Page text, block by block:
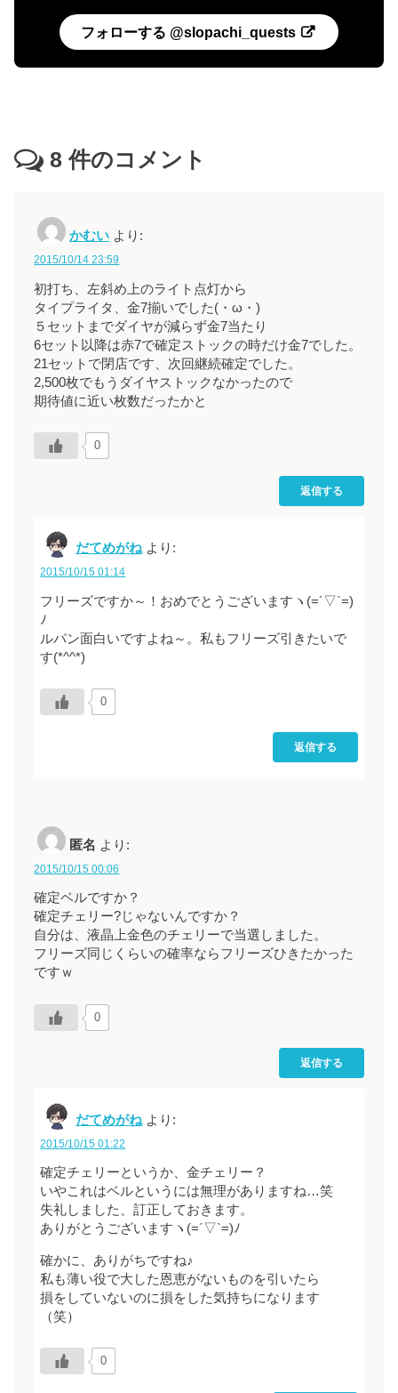
フォローする @slopachi_quests
8 件のコメント
かむい より:
2015/10/14 23:59
初打ち、左斜め上のライト点灯から
タイプライタ、金7揃いでした(・ω・)
５セットまでダイヤが減らず金7当たり
6セット以降は赤7で確定ストックの時だけ金7でした。
21セットで閉店です、次回継続確定でした。
2,500枚でもうダイヤストックなかったので
期待値に近い枚数だったかと
0
返信する
だてめがね より:
2015/10/15 01:14
フリーズですか～！おめでとうございますヽ(=´▽`=)
ﾉ
ルパン面白いですよね～。私もフリーズ引きたいで
す(*^^*)
0
返信する
匿名 より:
2015/10/15 00:06
確定ベルですか？
確定チェリー?じゃないんですか？
自分は、液晶上金色のチェリーで当選しました。
フリーズ同じくらいの確率ならフリーズひきたかった
ですｗ
0
返信する
だてめがね より:
2015/10/15 01:22
確定チェリーというか、金チェリー？
いやこれはベルというには無理がありますね…笑
失礼しました、訂正しておきます。
ありがとうございますヽ(=´▽`=)ﾉ
確かに、ありがちですね♪
私も薄い役で大した恩恵がないものを引いたら
損をしていないのに損をした気持ちになります
（笑）
0